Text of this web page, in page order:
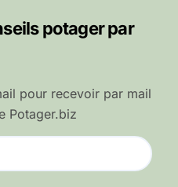
potager par
pour recevoir par mail
Potager.biz